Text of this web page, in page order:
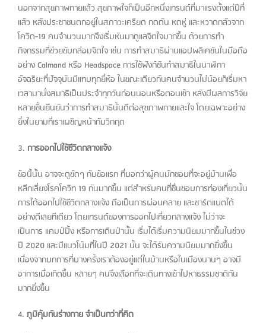
นอกจากสุขภาพกายแล้ว สุขภาพใจก็เป็นอีกหนึ่งเทรนด์ที่มาแรงตั้งแต่ปีที่
แล้ว หลังประชาชนตกอยู่ในสภาวะเครียด กดดัน หดหู่ และหวาดกลัวจาก
โควิด-19 คนจำนวนมากจึงเริ่มหันมาดูแลจิตใจมากขึ้น ด้วยการทำ
กิจกรรมที่ช่วยขับกล่อมจิตใจ เช่น การทำสมาธิผ่านแอปพลิเคชันในมือถือ
อย่าง Calmand หรือ Headspace การใช้ฟังก์ชันทำสมาธิในนาฬิกา
อัจฉริยะที่ปัจจุบันมีแทบทุกยี่ห้อ ในขณะเดียวกันคนจำนวนไม่น้อยก็เริ่มหา
เวลามานั่งสมาธิเป็นประจำทุกวันก่อนนอนหรือตอนเช้า หลังมีผลการวิจัย
หลายชิ้นยืนยันว่าการทำสมาธินั้นดีต่อสุขภาพกายและใจ โดยเฉพาะอย่าง
ยิ่งในยามที่เราเผชิญหน้ากับวิกฤต
3. การออกไปใช้ชีวิตกลางแจ้ง
ข้อนี้นั้น อาจจะดูขัดๆ กับข้อแรก ที่บอกว่าผู้คนมักชอบที่จะอยู่บ้านเพื่อ
หลีกเลี่ยงโรคโควิท 19 กันมากขึ้น แต่สำหรับคนที่ชื่นชอบการท่องเที่ยวนั้น
การได้ออกไปใช้ชีวิตกลางแจ้ง ถือเป็นการผ่อนคลาย และชาร์ตแบตได้
อย่างดีเลยทีเดียว โดยเทรนด์ของการออกไปเที่ยวกลางแจ้ง ไม่ว่าจะ
เป็นการ แคมป์ปิ้ง หรือการเดินป่านั้น เริ่มได้เริ่มความนิยมมากขึ้นในช่วง
ปี 2020 และมีแนวโน้มที่ในปี 2021 นั้น จะได้รับความนิยมมากยิ่งขึ้น
เนื่องจากบกการที่บางครั้งเราต้องอยู่แต่ในบ้านหรือในเมืองนานๆ อาจมี
อาการเบื่อเกิดขึ้น หลายๆ คนจึงเลือกที่จะเดินทางเข้าไปหาธรรมชาติกัน
มากยิ่งขึ้น
4. ภูมิคุ้มกันร่างกาย จำเป็นกว่าที่คิด